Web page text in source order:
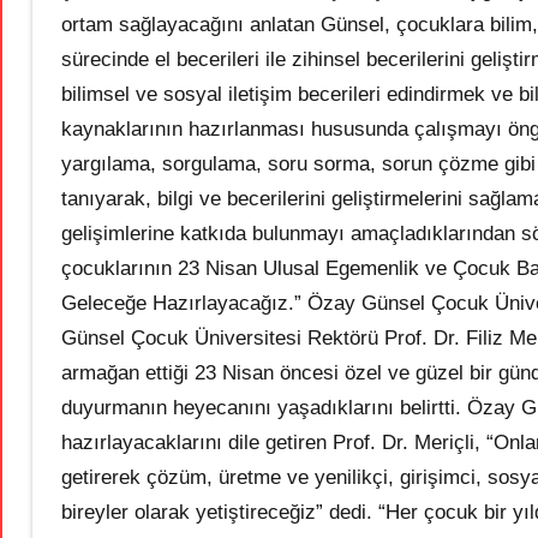
ortam sağlayacağını anlatan Günsel, çocuklara
sürecinde el becerileri ile zihinsel becerilerini
bilimsel ve sosyal iletişim becerileri edindirmek ve
kaynaklarının hazırlanması hususunda çalışmayı
yargılama, sorgulama, soru sorma, sorun çözme
tanıyarak, bilgi ve becerilerini geliştirmelerini
gelişimlerine katkıda bulunmayı
çocuklarının 23 Nisan Ulusal Egemenlik ve Çocuk
Geleceğe Hazırlayacağız.” Özay Günsel Çocuk
Günsel Çocuk Üniversitesi Rektörü Prof. Dr. Filiz
armağan ettiği 23 Nisan öncesi özel ve güzel bir
duyurmanın heyecanını yaşadıklarını belirtti.
hazırlayacaklarını dile getiren Prof. Dr. Meriçli,
getirerek çözüm, üretme ve yenilikçi, girişimci,
bireyler olarak yetiştireceğiz” dedi. “Her çocuk bir